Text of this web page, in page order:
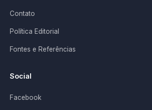
Contato
Política Editorial
Fontes e Referências
Social
Facebook